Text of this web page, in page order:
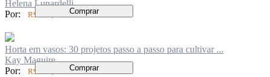
Helena Lunardelli
Por:
R$ 199,00 Comprar
Horta em vasos: 30 projetos passo a passo para cultivar ...
Kay Maguire
Por:
R$ 126,00 Comprar